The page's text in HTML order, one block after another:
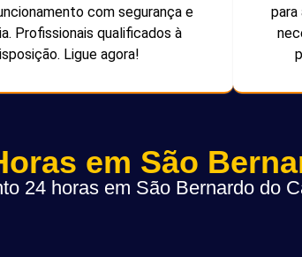
com segurança e
Profissionais qualificados à
Ligue agora!
para
em São
24 horas em São Bernardo do